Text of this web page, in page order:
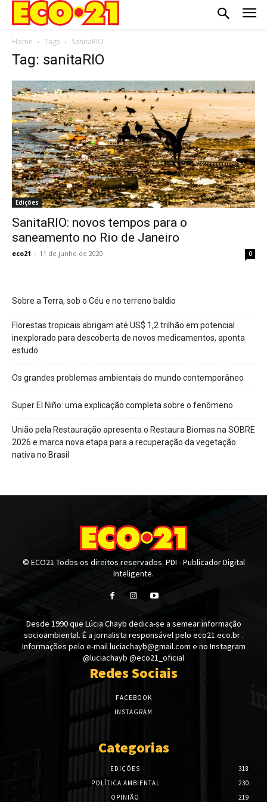
Home Tags SanitaRIO
Tag: sanitaRIO
Edições
SanitaRIO: novos tempos para o
saneamento no Rio de Janeiro
eco21 - 11 de junho de 2020 0
Sobre a Terra, sob o Céu e no terreno baldio
Florestas tropicais abrigam até US$ 1,2 trilhão em potencial
inexplorado para descoberta de novos medicamentos, aponta
estudo
Os grandes problemas ambientais do mundo contemporâneo
Super El Niño: uma explicação completa sobre o fenômeno
União pela Restauração apresenta o Restaura Biomas na SOBRE
2026 e marca nova etapa para a recuperação da vegetação
nativa no Brasil
© ECO21 Todos os direitos reservados. PDI - Publicador Digital
Inteligente.
Desde 1990 que Lúcia Chayb dedica-se a semear informação
socioambiental. É a jornalista responsável pelo eco21.eco.br .
Informações pelo e-mail luciachayb@gmail.com e no Instagram
@luciachayb @eco21_oficial
Redes Sociais
FACEBOOK
INSTAGRAM
Categorias
EDIÇÕES
318
POLÍTICA AMBIENTAL
230
OPINIÃO
219